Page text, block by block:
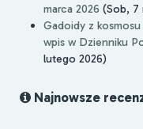
marca 2026 (Sob, 7
Gadoidy z
wpis w Dzienniku
lutego 2026)
Najnowsze